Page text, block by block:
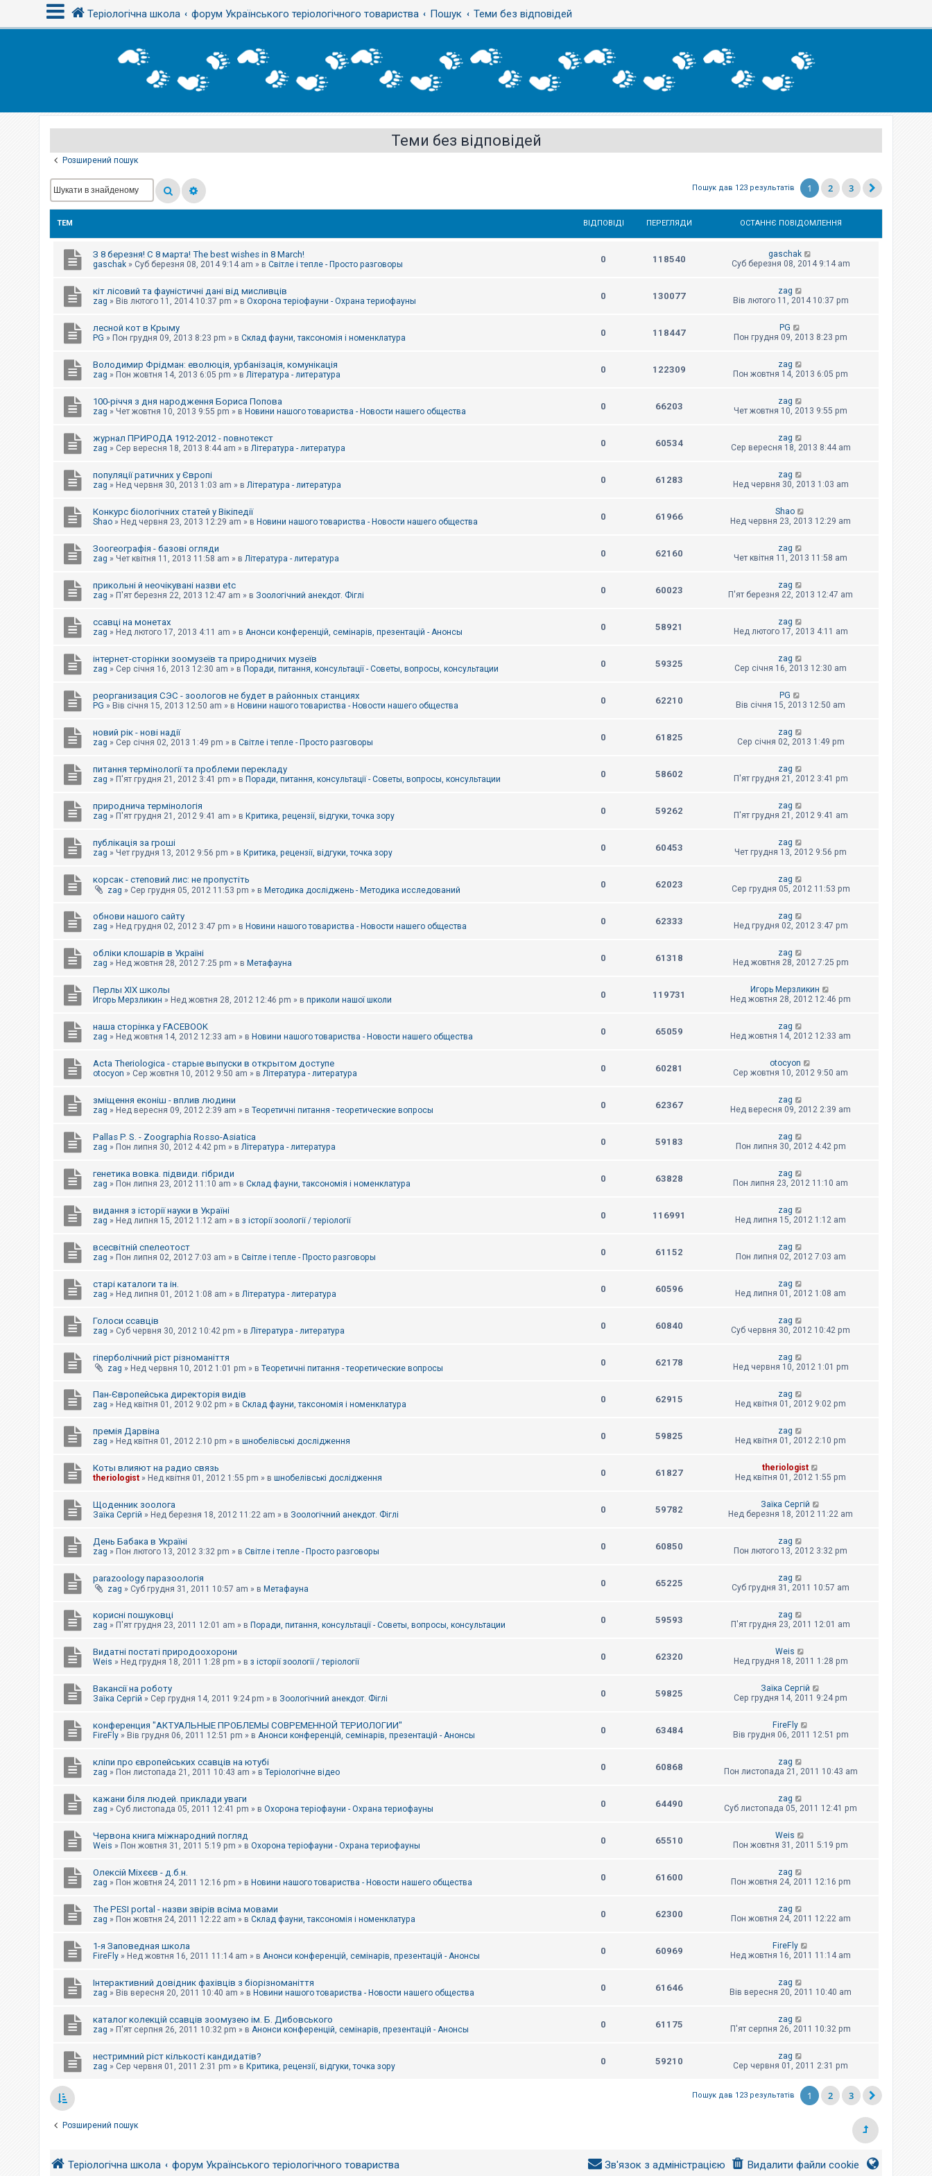
Теріологічна школа форум Українського теріологічного товариства Пошук Теми без відповідей
Теми без відповідей
Розширений пошук
Пошук дав 123 результатів 1 2 3
ТЕМ ВІДПОВІДІ ПЕРЕГЛЯДИ ОСТАННЄ ПОВІДОМЛЕННЯ
З 8 березня! С 8 марта! The best wishes in 8 March!
gaschak » Суб березня 08, 2014 9:14 am » в Світле і тепле - Просто разговоры 0 118540
gaschak
Суб березня 08, 2014 9:14 am
кіт лісовий та фауністичні дані від мисливців
zag » Вів лютого 11, 2014 10:37 pm » в Охорона теріофауни - Охрана териофауны 0 130077
zag
Вів лютого 11, 2014 10:37 pm
лесной кот в Крыму
PG » Пон грудня 09, 2013 8:23 pm » в Склад фауни, таксономія і номенклатура 0 118447
PG
Пон грудня 09, 2013 8:23 pm
Володимир Фрідман: еволюція, урбанізація, комунікація
zag » Пон жовтня 14, 2013 6:05 pm » в Література - литература 0 122309
zag
Пон жовтня 14, 2013 6:05 pm
100-річчя з дня народження Бориса Попова
zag » Чет жовтня 10, 2013 9:55 pm » в Новини нашого товариства - Новости нашего общества 0 66203
zag
Чет жовтня 10, 2013 9:55 pm
журнал ПРИРОДА 1912-2012 - повнотекст
zag » Сер вересня 18, 2013 8:44 am » в Література - литература 0 60534
zag
Сер вересня 18, 2013 8:44 am
популяції ратичних у Європі
zag » Нед червня 30, 2013 1:03 am » в Література - литература 0 61283
zag
Нед червня 30, 2013 1:03 am
Конкурс біологічних статей у Вікіпедії
Shao » Нед червня 23, 2013 12:29 am » в Новини нашого товариства - Новости нашего общества 0 61966
Shao
Нед червня 23, 2013 12:29 am
Зоогеографія - базові огляди
zag » Чет квітня 11, 2013 11:58 am » в Література - литература 0 62160
zag
Чет квітня 11, 2013 11:58 am
прикольні й неочікувані назви etc
zag » П'ят березня 22, 2013 12:47 am » в Зоологічний анекдот. Фіглі 0 60023
zag
П'ят березня 22, 2013 12:47 am
ссавці на монетах
zag » Нед лютого 17, 2013 4:11 am » в Анонси конференцій, семінарів, презентацій - Анонсы 0 58921
zag
Нед лютого 17, 2013 4:11 am
інтернет-сторінки зоомузеїв та природничих музеїв
zag » Сер січня 16, 2013 12:30 am » в Поради, питання, консультації - Советы, вопросы, консультации 0 59325
zag
Сер січня 16, 2013 12:30 am
реорганизация СЭС - зоологов не будет в районных станциях
PG » Вів січня 15, 2013 12:50 am » в Новини нашого товариства - Новости нашего общества 0 62210
PG
Вів січня 15, 2013 12:50 am
новий рік - нові надії
zag » Сер січня 02, 2013 1:49 pm » в Світле і тепле - Просто разговоры 0 61825
zag
Сер січня 02, 2013 1:49 pm
питання термінології та проблеми перекладу
zag » П'ят грудня 21, 2012 3:41 pm » в Поради, питання, консультації - Советы, вопросы, консультации 0 58602
zag
П'ят грудня 21, 2012 3:41 pm
природнича термінологія
zag » П'ят грудня 21, 2012 9:41 am » в Критика, рецензії, відгуки, точка зору 0 59262
zag
П'ят грудня 21, 2012 9:41 am
публікація за гроші
zag » Чет грудня 13, 2012 9:56 pm » в Критика, рецензії, відгуки, точка зору 0 60453
zag
Чет грудня 13, 2012 9:56 pm
корсак - степовий лис: не пропустіть
zag » Сер грудня 05, 2012 11:53 pm » в Методика досліджень - Методика исследований
0 62023
zag
Сер грудня 05, 2012 11:53 pm
обнови нашого сайту
zag » Нед грудня 02, 2012 3:47 pm » в Новини нашого товариства - Новости нашего общества 0 62333
zag
Нед грудня 02, 2012 3:47 pm
обліки клошарів в Україні
zag » Нед жовтня 28, 2012 7:25 pm » в Метафауна 0 61318
zag
Нед жовтня 28, 2012 7:25 pm
Перлы ХІХ школы
Игорь Мерзликин » Нед жовтня 28, 2012 12:46 pm » в приколи нашої школи 0 119731
Игорь Мерзликин
Нед жовтня 28, 2012 12:46 pm
наша сторінка у FACEBOOK
zag » Нед жовтня 14, 2012 12:33 am » в Новини нашого товариства - Новости нашего общества 0 65059
zag
Нед жовтня 14, 2012 12:33 am
Acta Theriologica - старые выпуски в открытом доступе
otocyon » Сер жовтня 10, 2012 9:50 am » в Література - литература 0 60281
otocyon
Сер жовтня 10, 2012 9:50 am
зміщення еконіш - вплив людини
zag » Нед вересня 09, 2012 2:39 am » в Теоретичні питання - теоретические вопросы 0 62367
zag
Нед вересня 09, 2012 2:39 am
Pallas P. S. - Zoographia Rosso-Asiatica
zag » Пон липня 30, 2012 4:42 pm » в Література - литература 0 59183
zag
Пон липня 30, 2012 4:42 pm
генетика вовка. підвиди. гібриди
zag » Пон липня 23, 2012 11:10 am » в Склад фауни, таксономія і номенклатура 0 63828
zag
Пон липня 23, 2012 11:10 am
видання з історії науки в Україні
zag » Нед липня 15, 2012 1:12 am » в з історії зоології / теріології 0 116991
zag
Нед липня 15, 2012 1:12 am
всесвітній спелеотост
zag » Пон липня 02, 2012 7:03 am » в Світле і тепле - Просто разговоры 0 61152
zag
Пон липня 02, 2012 7:03 am
старі каталоги та ін.
zag » Нед липня 01, 2012 1:08 am » в Література - литература 0 60596
zag
Нед липня 01, 2012 1:08 am
Голоси ссавців
zag » Суб червня 30, 2012 10:42 pm » в Література - литература 0 60840
zag
Суб червня 30, 2012 10:42 pm
гіперболічний ріст різноманіття
zag » Нед червня 10, 2012 1:01 pm » в Теоретичні питання - теоретические вопросы
0 62178
zag
Нед червня 10, 2012 1:01 pm
Пан-Європейська директорія видів
zag » Нед квітня 01, 2012 9:02 pm » в Склад фауни, таксономія і номенклатура 0 62915
zag
Нед квітня 01, 2012 9:02 pm
премія Дарвіна
zag » Нед квітня 01, 2012 2:10 pm » в шнобелівські дослідження 0 59825
zag
Нед квітня 01, 2012 2:10 pm
Коты влияют на радио связь
theriologist » Нед квітня 01, 2012 1:55 pm » в шнобелівські дослідження 0 61827
theriologist
Нед квітня 01, 2012 1:55 pm
Щоденник зоолога
Заїка Сергій » Нед березня 18, 2012 11:22 am » в Зоологічний анекдот. Фіглі 0 59782
Заїка Сергій
Нед березня 18, 2012 11:22 am
День Бабака в Україні
zag » Пон лютого 13, 2012 3:32 pm » в Світле і тепле - Просто разговоры 0 60850
zag
Пон лютого 13, 2012 3:32 pm
parazoology паразоологія
zag » Суб грудня 31, 2011 10:57 am » в Метафауна
0 65225
zag
Суб грудня 31, 2011 10:57 am
корисні пошуковці
zag » П'ят грудня 23, 2011 12:01 am » в Поради, питання, консультації - Советы, вопросы, консультации 0 59593
zag
П'ят грудня 23, 2011 12:01 am
Видатні постаті природоохорони
Weis » Нед грудня 18, 2011 1:28 pm » в з історії зоології / теріології 0 62320
Weis
Нед грудня 18, 2011 1:28 pm
Вакансії на роботу
Заїка Сергій » Сер грудня 14, 2011 9:24 pm » в Зоологічний анекдот. Фіглі 0 59825
Заїка Сергій
Сер грудня 14, 2011 9:24 pm
конференция "АКТУАЛЬНЫЕ ПРОБЛЕМЫ СОВРЕМЕННОЙ ТЕРИОЛОГИИ"
FireFly » Вів грудня 06, 2011 12:51 pm » в Анонси конференцій, семінарів, презентацій - Анонсы 0 63484
FireFly
Вів грудня 06, 2011 12:51 pm
кліпи про європейських ссавців на ютубі
zag » Пон листопада 21, 2011 10:43 am » в Теріологічне відео 0 60868
zag
Пон листопада 21, 2011 10:43 am
кажани біля людей. приклади уваги
zag » Суб листопада 05, 2011 12:41 pm » в Охорона теріофауни - Охрана териофауны 0 64490
zag
Суб листопада 05, 2011 12:41 pm
Червона книга міжнародний погляд
Weis » Пон жовтня 31, 2011 5:19 pm » в Охорона теріофауни - Охрана териофауны 0 65510
Weis
Пон жовтня 31, 2011 5:19 pm
Олексій Міхєєв - д.б.н.
zag » Пон жовтня 24, 2011 12:16 pm » в Новини нашого товариства - Новости нашего общества 0 61600
zag
Пон жовтня 24, 2011 12:16 pm
The PESI portal - назви звірів всіма мовами
zag » Пон жовтня 24, 2011 12:22 am » в Склад фауни, таксономія і номенклатура 0 62300
zag
Пон жовтня 24, 2011 12:22 am
1-я Заповедная школа
FireFly » Нед жовтня 16, 2011 11:14 am » в Анонси конференцій, семінарів, презентацій - Анонсы 0 60969
FireFly
Нед жовтня 16, 2011 11:14 am
Інтерактивний довідник фахівців з біорізноманіття
zag » Вів вересня 20, 2011 10:40 am » в Новини нашого товариства - Новости нашего общества 0 61646
zag
Вів вересня 20, 2011 10:40 am
каталог колекцій ссавців зоомузею ім. Б. Дибовського
zag » П'ят серпня 26, 2011 10:32 pm » в Анонси конференцій, семінарів, презентацій - Анонсы 0 61175
zag
П'ят серпня 26, 2011 10:32 pm
нестримний ріст кількості кандидатів?
zag » Сер червня 01, 2011 2:31 pm » в Критика, рецензії, відгуки, точка зору 0 59210
zag
Сер червня 01, 2011 2:31 pm
Пошук дав 123 результатів 1 2 3
Розширений пошук
Теріологічна школа форум Українського теріологічного товариства Видалити файли cookie
Зв'язок з адміністрацією